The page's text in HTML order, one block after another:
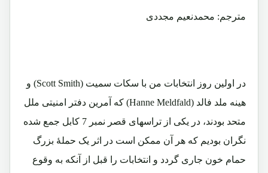
مترجم: محمدنعیم مجددی
در اولین روز انتخابات من با سکات سمیت (Scott Smith) و
هینه ملد فالد (Hanne Meldfald) که آمرین دفتر امنیتی ملل
متحد بودند، در یکی از تراسهای قصر نمبر 7 کابل جمع شده
نگران بودیم که هر آن ممکن است در اثر یک حملۀ بزرگ
حمام خون جاری گردد و انتخابات را قبل از آنکه به وقوع